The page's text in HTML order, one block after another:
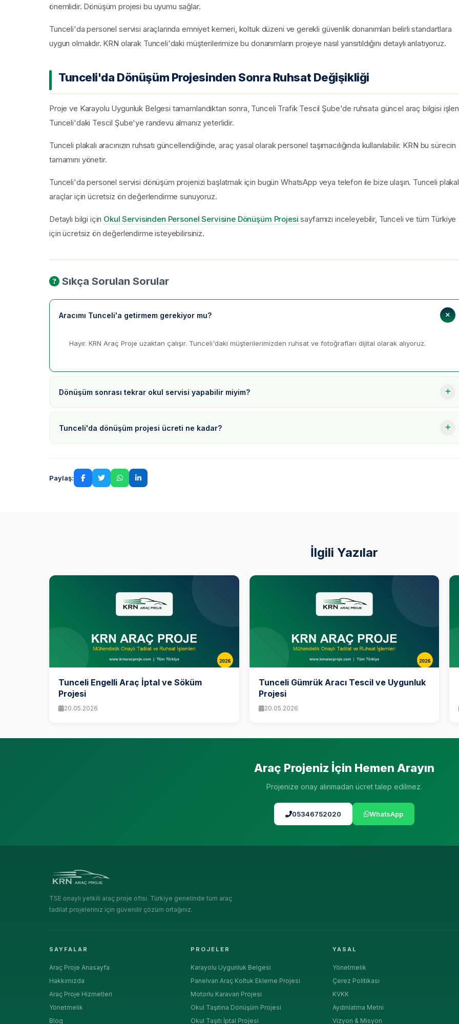
önemlidir. Dönüşüm projesi bu uyumu sağlar.
Tunceli'da personel servisi araçlarında emniyet kemeri, koltuk düzeni ve gerekli güvenlik donanımları belirli standartlara
uygun olmalıdır. KRN olarak Tunceli'daki müşterilerimize bu donanımların projeye nasıl yansıtıldığını detaylı anlatıyoruz.
Tunceli'da Dönüşüm Projesinden Sonra Ruhsat Değişikliği
Proje ve Karayolu Uygunluk Belgesi tamamlandıktan sonra, Tunceli Trafik Tescil Şube'de ruhsata güncel araç bilgisi
Tunceli'daki Tescil Şube'ye randevu almanız yeterlidir.
Tunceli plakalı aracınızın ruhsatı güncellendiğinde, araç yasal olarak personel taşımacılığında kullanılabilir. KRN bu sürecin
tamamını yönetir.
Tunceli'da personel servisi dönüşüm projenizi başlatmak için bugün WhatsApp veya telefon ile bize ulaşın. Tunceli
araçlar için ücretsiz ön değerlendirme sunuyoruz.
Detaylı bilgi için Okul Servisinden Personel Servisine Dönüşüm Projesi sayfamızı inceleyebilir, Tunceli ve tüm Türkiye
için ücretsiz ön değerlendirme isteyebilirsiniz.
Sıkça Sorulan Sorular
Aracımı Tunceli'a getirmem gerekiyor mu?
Hayır. KRN Araç Proje uzaktan çalışır. Tunceli'daki müşterilerimizden ruhsat ve fotoğrafları dijital olarak alıyoruz.
Dönüşüm sonrası tekrar okul servisi yapabilir miyim?
Tunceli'da dönüşüm projesi ücreti ne kadar?
Paylaş:
İlgili Yazılar
Tunceli Engelli Araç İptal ve Söküm
Projesi
20.05.2026
Tunceli Gümrük Aracı Tescil ve Uygunluk
Projesi
20.05.2026
Araç Projeniz İçin Hemen Arayın
Projenize onay alınmadan ücret talep edilmez.
05346752020 WhatsApp
TSE onaylı yetkili araç proje ofisi. Türkiye genelinde tüm araç
tadilat projeleriniz için güvenilir çözüm ortağınız.
SAYFALAR
Araç Proje Anasayfa
Hakkımızda
Araç Proje Hizmetleri
Yönetmelik
Blog
PROJELER
Karayolu Uygunluk Belgesi
Panelvan Araç Koltuk Ekleme Projesi
Motorlu Karavan Projesi
Okul Taşıtına Dönüşüm Projesi
Okul Taşıtı İptal Projesi
YASAL
Yönetmelik
Çerez Politikası
KVKK
Aydınlatma Metni
Vizyon & Misyon